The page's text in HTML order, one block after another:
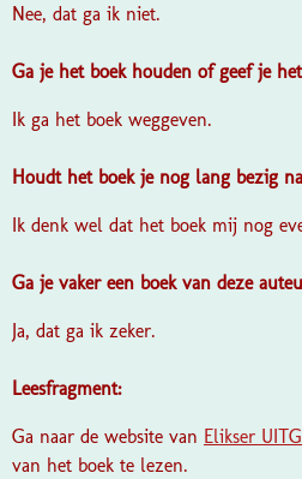
Nee, dat ga ik niet.
Ga je het boek houden of geef je
Ik ga het boek weggeven.
Houdt het boek je nog lang bezig
Ik denk wel dat het boek mij nog
Ga je vaker een boek van deze
Ja, dat ga ik zeker.
Leesfragment:
Ga naar de website van Elikser
van het boek te lezen.